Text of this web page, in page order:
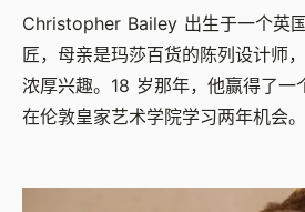
Christopher Bailey 出生于一个英
匠，母亲是玛莎百货的陈列设计师
浓厚兴趣。18 岁那年，他赢得了一
在伦敦皇家艺术学院学习两年机会。